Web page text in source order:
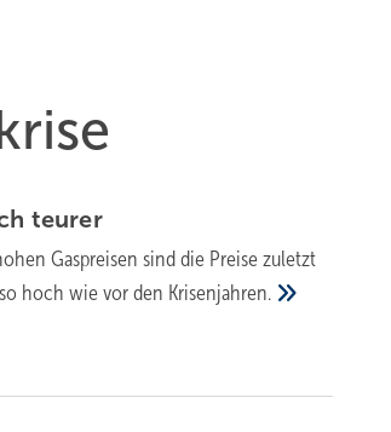
teurer
Gaspreisen sind die Preise zuletzt
hoch wie vor den Krisenjahren.